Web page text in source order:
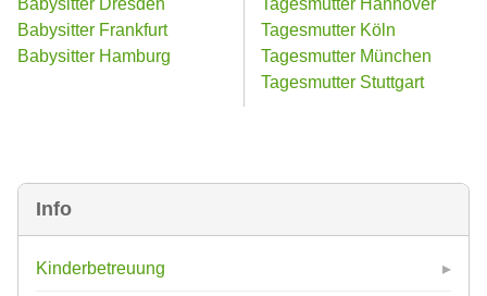
Info
Kinderbetreuung
Babysitter Dresden
Babysitter Frankfurt
Babysitter Hamburg
Tagesmutter Hannover
Tagesmutter Köln
Tagesmutter München
Tagesmutter Stuttgart